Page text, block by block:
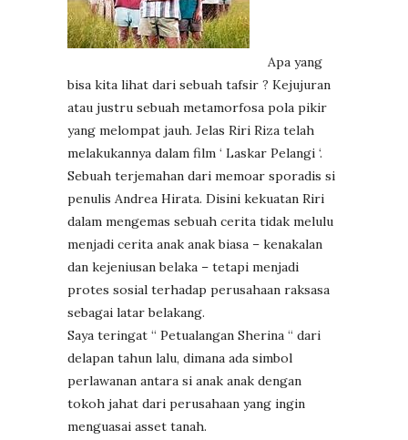
Apa yang
bisa kita lihat dari sebuah tafsir ? Kejujuran
atau justru sebuah metamorfosa pola pikir
yang melompat jauh. Jelas Riri Riza telah
melakukannya dalam film ‘ Laskar Pelangi ‘.
Sebuah terjemahan dari memoar sporadis si
penulis Andrea Hirata. Disini kekuatan Riri
dalam mengemas sebuah cerita tidak melulu
menjadi cerita anak anak biasa – kenakalan
dan kejeniusan belaka – tetapi menjadi
protes sosial terhadap perusahaan raksasa
sebagai latar belakang.
Saya teringat “ Petualangan Sherina “ dari
delapan tahun lalu, dimana ada simbol
perlawanan antara si anak anak dengan
tokoh jahat dari perusahaan yang ingin
menguasai asset tanah.